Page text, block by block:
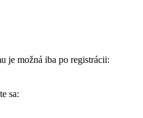
je možná iba po registrácii:
sa: